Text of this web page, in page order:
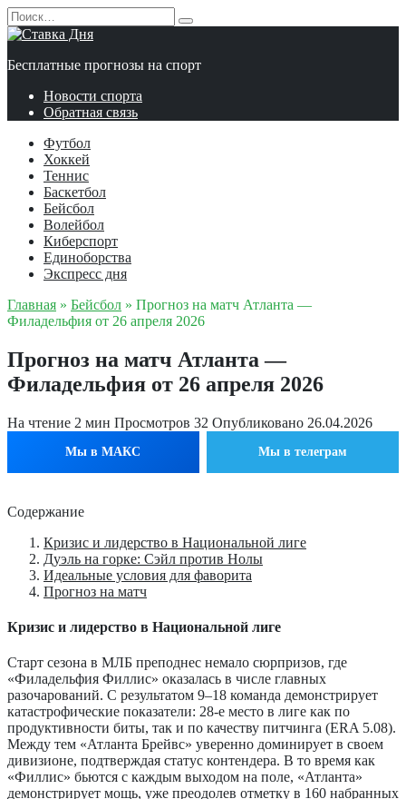
Перейти
к
содержанию
Search
for:
Бесплатные прогнозы на спорт
Новости спорта
Обратная связь
Футбол
Хоккей
Теннис
Баскетбол
Бейсбол
Волейбол
Киберспорт
Единоборства
Экспресс дня
Главная » Бейсбол » Прогноз на матч Атланта —
Филадельфия от 26 апреля 2026
Прогноз на матч Атланта —
Филадельфия от 26 апреля 2026
На чтение 2 мин Просмотров 32 Опубликовано 26.04.2026
Мы в МАКС Мы в телеграм
Содержание
Кризис и лидерство в Национальной лиге
Дуэль на горке: Сэйл против Нолы
Идеальные условия для фаворита
Прогноз на матч
Кризис и лидерство в Национальной лиге
Старт сезона в МЛБ преподнес немало сюрпризов, где
«Филадельфия Филлис» оказалась в числе главных
разочарований. С результатом 9–18 команда демонстрирует
катастрофические показатели: 28-е место в лиге как по
продуктивности биты, так и по качеству питчинга (ERA 5.08).
Между тем «Атланта Брейвс» уверенно доминирует в своем
дивизионе, подтверждая статус контендера. В то время как
«Филлис» бьются с каждым выходом на поле, «Атланта»
демонстрирует мощь, уже преодолев отметку в 160 набранных